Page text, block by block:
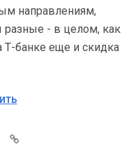
направлениям,
- в целом, как
Т-банке еще и скидка